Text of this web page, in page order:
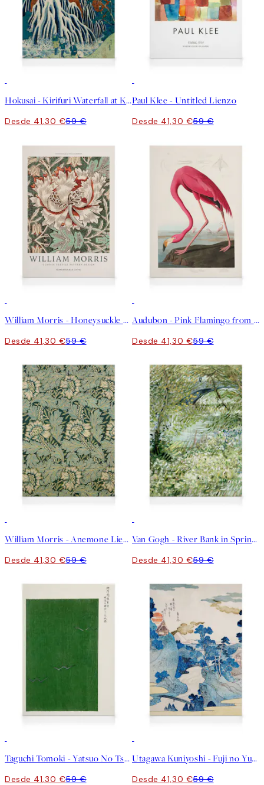
Hokusai - Kirifuri Waterfall at Kurokami Mountain Lienzo
Desde 41,30 €59 €
Paul Klee - Untitled Lienzo
Desde 41,30 €59 €
William Morris - Honeysuckle Lienzo
Desde 41,30 €59 €
Audubon - Pink Flamingo from Birds of America Lienzo
Desde 41,30 €59 €
William Morris - Anemone Lienzo
Desde 41,30 €59 €
Van Gogh - River Bank in Springtime Lienzo
Desde 41,30 €59 €
Taguchi Tomoki - Yatsuo No Tsubaki Green Lienzo
Desde 41,30 €59 €
Utagawa Kuniyoshi - Fuji no Yukei Lienzo
Desde 41,30 €59 €